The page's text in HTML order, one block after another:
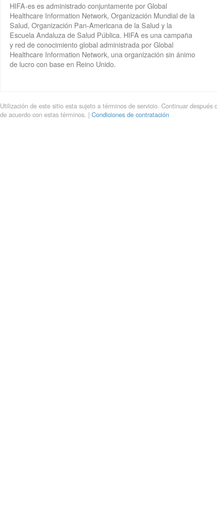
HIFA-es es administrado conjuntamente por Global
Healthcare Information Network, Organización Mundial de la
Salud, Organización Pan-Americana de la Salud y la
Escuela Andaluza de Salud Pública. HIFA es una campaña
y red de conocimiento global administrada por Global
Healthcare Information Network, una organización sin ánimo
de lucro con base en Reino Unido.
Utilización de este sitio esta sujeto a términos de servicio. Continuar después
de acuerdo con estas términos. | Condiciones de contratación